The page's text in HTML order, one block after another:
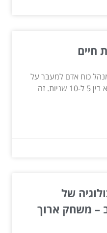
חיים
כוח אדם למעבר על
קורות חיים של אדם מסוים הוא בין 5 ל-10 שניות. זה
של
– משחק ארוך